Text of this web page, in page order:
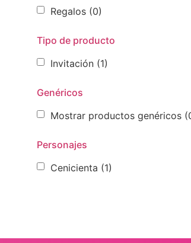
Regalos (0)
Tipo de producto
Invitación (1)
Genéricos
Mostrar productos genéricos
Personajes
Cenicienta (1)